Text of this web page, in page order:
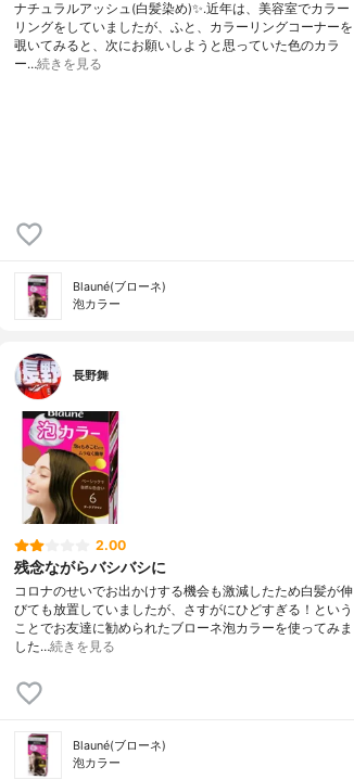
ナチュラルアッシュ(白髪染め)✨.近年は、美容室でカラー
リングをしていましたが、ふと、カラーリングコーナーを
覗いてみると、次にお願いしようと思っていた色のカラ
ー…続きを見る
Blauné(ブローネ)
泡カラー
長野舞
2.00
残念ながらバシバシに
コロナのせいでお出かけする機会も激減したため白髪が伸
びても放置していましたが、さすがにひどすぎる！という
ことでお友達に勧められたブローネ泡カラーを使ってみま
した…続きを見る
Blauné(ブローネ)
泡カラー